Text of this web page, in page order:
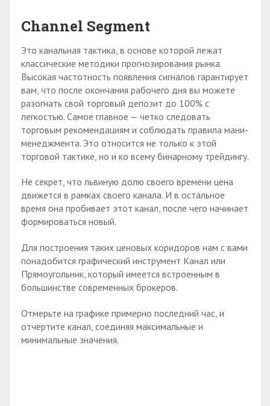
Channel Segment
Это канальная тактика, в основе которой лежат
классические методики прогнозирования рынка.
Высокая частотность появления сигналов гарантирует
вам, что после окончания рабочего дня вы можете
разогнать свой торговый депозит до 100% с
легкостью. Самое главное — четко следовать
торговым рекомендациям и соблюдать правила мани-
менеджмента. Это относится не только к этой
торговой тактике, но и ко всему бинарному трейдингу.
Не секрет, что львиную долю своего времени цена
движется в рамках своего канала. И в остальное
время она пробивает этот канал, после чего начинает
формироваться новый.
Для построения таких ценовых коридоров нам с вами
понадобится графический инструмент Канал или
Прямоугольник, который имеется встроенным в
большинстве современных брокеров.
Отмерьте на графике примерно последний час, и
отчертите канал, соединяя максимальные и
минимальные значения.